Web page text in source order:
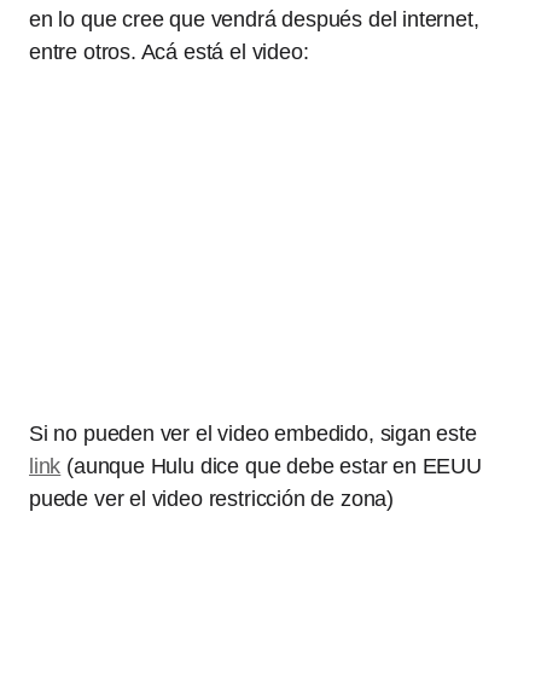
en lo que cree que vendrá después del internet,
entre otros. Acá está el video:
Si no pueden ver el video embedido, sigan este
link (aunque Hulu dice que debe estar en EEUU
puede ver el video restricción de zona)